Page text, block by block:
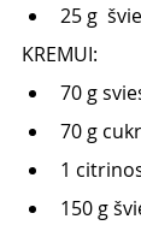
25 g
KREMUI:
70 g
70 g
1
150 g